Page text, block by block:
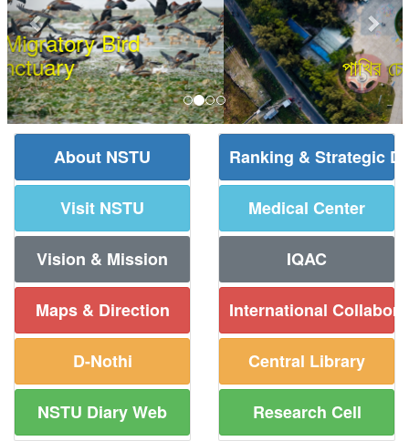
পাখির চোখে নোবিপ্রবি
About NSTU
Visit NSTU
Vision & Mission
Maps & Direction
D-Nothi
NSTU Diary Web
Ranking & Strategic
Medical Center
IQAC
International
Central Library
Research Cell